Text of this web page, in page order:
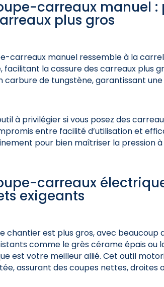
carreaux manuel
plus gros
carreaux manuel ressemble à la
facilitant la cassure des carreaux plus
carbure de tungstène, garantissant
à privilégier si vous posez des
entre facilité d’utilisation et
pour bien maîtriser la pression
carreaux
exigeants
chantier est plus gros, avec beaucoup
comme le grès cérame épais
est votre meilleur allié. Cet outil
assurant des coupes nettes, droites